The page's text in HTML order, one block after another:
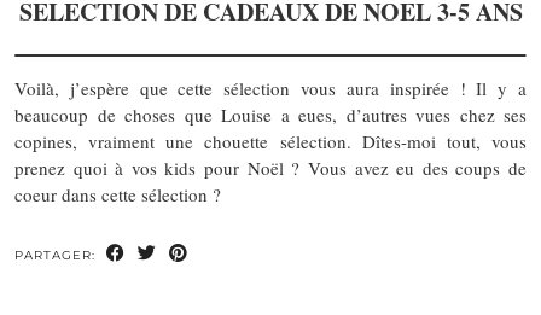
SELECTION DE CADEAUX DE NOEL 3-5 ANS
Voilà, j’espère que cette sélection vous aura inspirée ! Il y a
beaucoup de choses que Louise a eues, d’autres vues chez ses
copines, vraiment une chouette sélection. Dîtes-moi tout, vous
prenez quoi à vos kids pour Noël ? Vous avez eu des coups de
coeur dans cette sélection ?
PARTAGER: